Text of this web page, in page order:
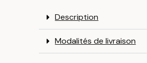
Description
Modalités de livraison